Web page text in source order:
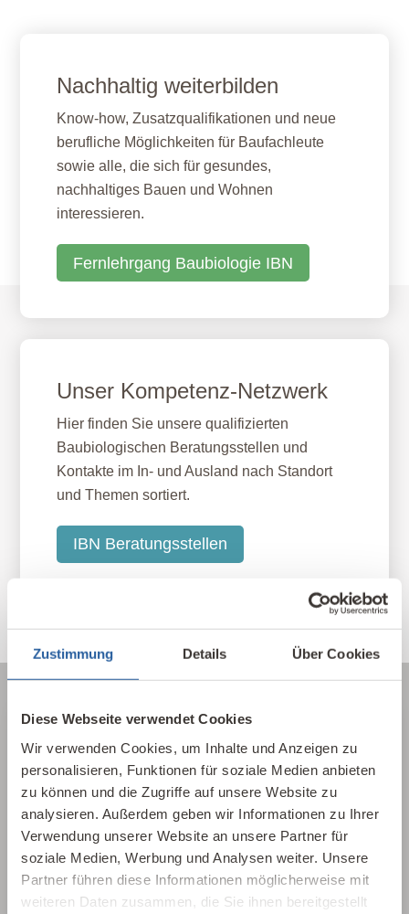
Zustimmung Details Über Cookies
Diese Webseite verwendet Cookies
Wir verwenden Cookies, um Inhalte und Anzeigen zu
personalisieren, Funktionen für soziale Medien anbieten
zu können und die Zugriffe auf unsere Website zu
analysieren. Außerdem geben wir Informationen zu Ihrer
Verwendung unserer Website an unsere Partner für
soziale Medien, Werbung und Analysen weiter. Unsere
Partner führen diese Informationen möglicherweise mit
weiteren Daten zusammen, die Sie ihnen bereitgestellt
Nachhaltig weiterbilden
Know-how, Zusatzqualifikationen und neue
berufliche Möglichkeiten für Baufachleute
sowie alle, die sich für gesundes,
nachhaltiges Bauen und Wohnen
interessieren.
Fernlehrgang Baubiologie IBN
Unser Kompetenz-Netzwerk
Hier finden Sie unsere qualifizierten
Baubiologischen Beratungsstellen und
Kontakte im In- und Ausland nach Standort
und Themen sortiert.
IBN Beratungsstellen
Über die Baubiologie
Die Baubiologie beschäftigt sich mit der
Beziehung zwischen Menschen und ihrer
gebauten Umwelt. Wie wirken sich Gebäude,
Baustoffe und Architektur auf Mensch und
Natur aus? Dabei werden ganzheitlich
gesundheitliche, nachhaltige und